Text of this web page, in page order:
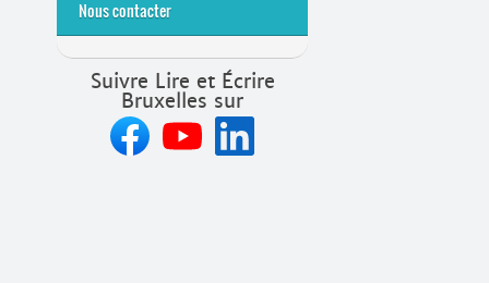
Nous contacter
Suivre Lire et Écrire
Bruxelles sur